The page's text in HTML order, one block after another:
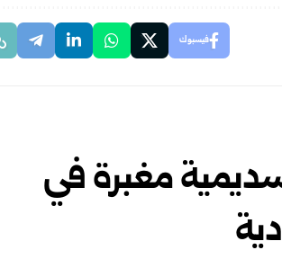
فيسبوك
سديمية مغبرة في